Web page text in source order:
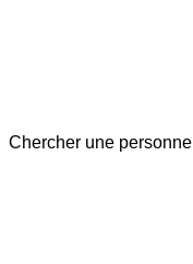
Chercher une personne